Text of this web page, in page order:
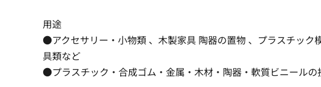
用途
●アクセサリー・小物類 、木製家具 陶器の置物 、プラスチック
具類など
●プラスチック・合成ゴム・金属・木材・陶器・軟質ビニールの